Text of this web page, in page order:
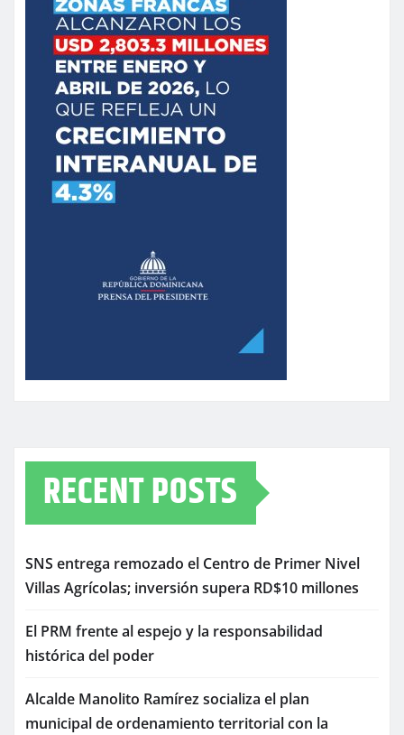
RECENT POSTS
SNS entrega remozado el Centro de Primer Nivel
Villas Agrícolas; inversión supera RD$10 millones
El PRM frente al espejo y la responsabilidad
histórica del poder
Alcalde Manolito Ramírez socializa el plan
municipal de ordenamiento territorial con la